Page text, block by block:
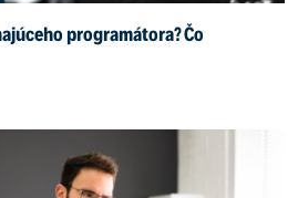
programátora? Čo